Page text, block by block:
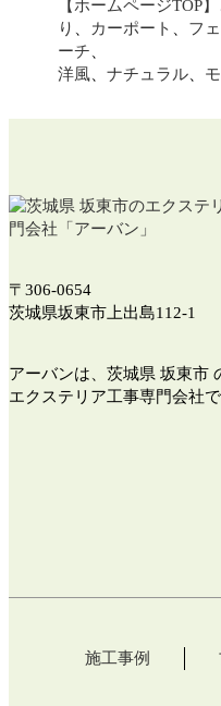
【ホームページTOP】
り
カーポート フ
ーチ
洋風、 ナチュラル、
〒306-0654
茨城県坂東市上出島112-1
アーバンは、茨城県 坂東市
エクステリア工事専門会社で
施工事例